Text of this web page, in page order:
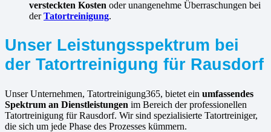
versteckten Kosten oder unangenehme Überraschungen bei
derTatortreinigung.
Unser Leistungsspektrum bei
der Tatortreinigung für Rausdorf
Unser Unternehmen, Tatortreinigung365, bietet ein umfassendes
Spektrum an Dienstleistungen im Bereich der professionellen
Tatortreinigung für Rausdorf. Wir sind spezialisierte Tatortreiniger,
die sich um jede Phase des Prozesses kümmern.